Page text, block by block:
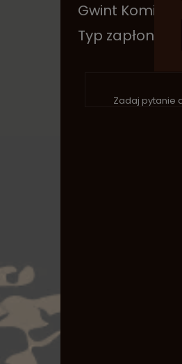
Gwint Kominka
Typ zapłonu
Zadaj pytanie